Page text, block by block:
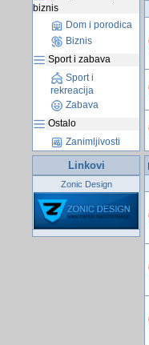
biznis
Dom i porodica
Biznis
Sport i zabava
Sport i
rekreacija
Zabava
Ostalo
Zanimljivosti
Linkovi
Zonic Design